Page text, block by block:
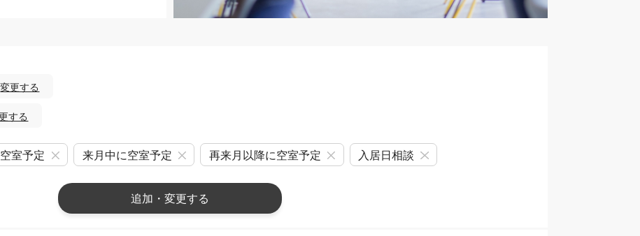
変更する
する
室予定 来月中に空室予定 再来月以降に空室予定 入居日相談
追加・変更する